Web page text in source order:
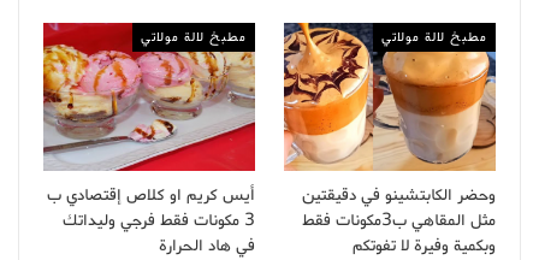
مطبخ لالة مولاتي
وحضر الكابتشينو في دقيقتين
مثل المقاهي ب3مكونات فقط
وبكمية وفيرة لا تفوتكم
مطبخ لالة مولاتي
أيس كريم او كلاص إقتصادي ب
3 مكونات فقط فرجي وليداتك
في هاد الحرارة